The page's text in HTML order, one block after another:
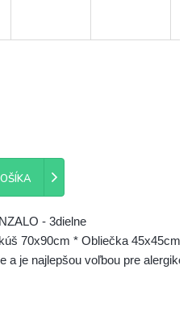
- 3dielne
70x90cm * Obliečka 45x45cm
a je najlepšou voľbou pre alergikov.